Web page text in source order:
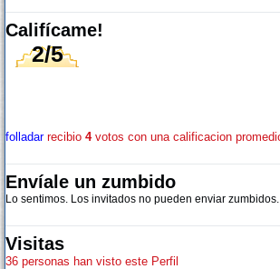
Califícame!
2/5
folladarrecibio 4votos con una calificacion
Envíale un zumbido
Lo sentimos. Los invitados no pueden enviar zumbidos. |
Visitas
36 personas han visto este Perfil